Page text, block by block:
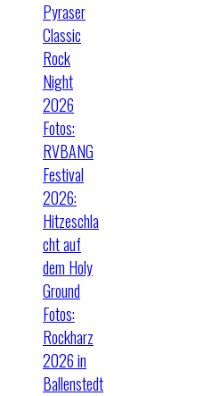
Pyraser
Classic
Rock
Night
2026
Fotos:
RVBANG
Festival
2026:
Hitzeschla
cht auf
dem Holy
Ground
Fotos:
Rockharz
2026 in
Ballenstedt